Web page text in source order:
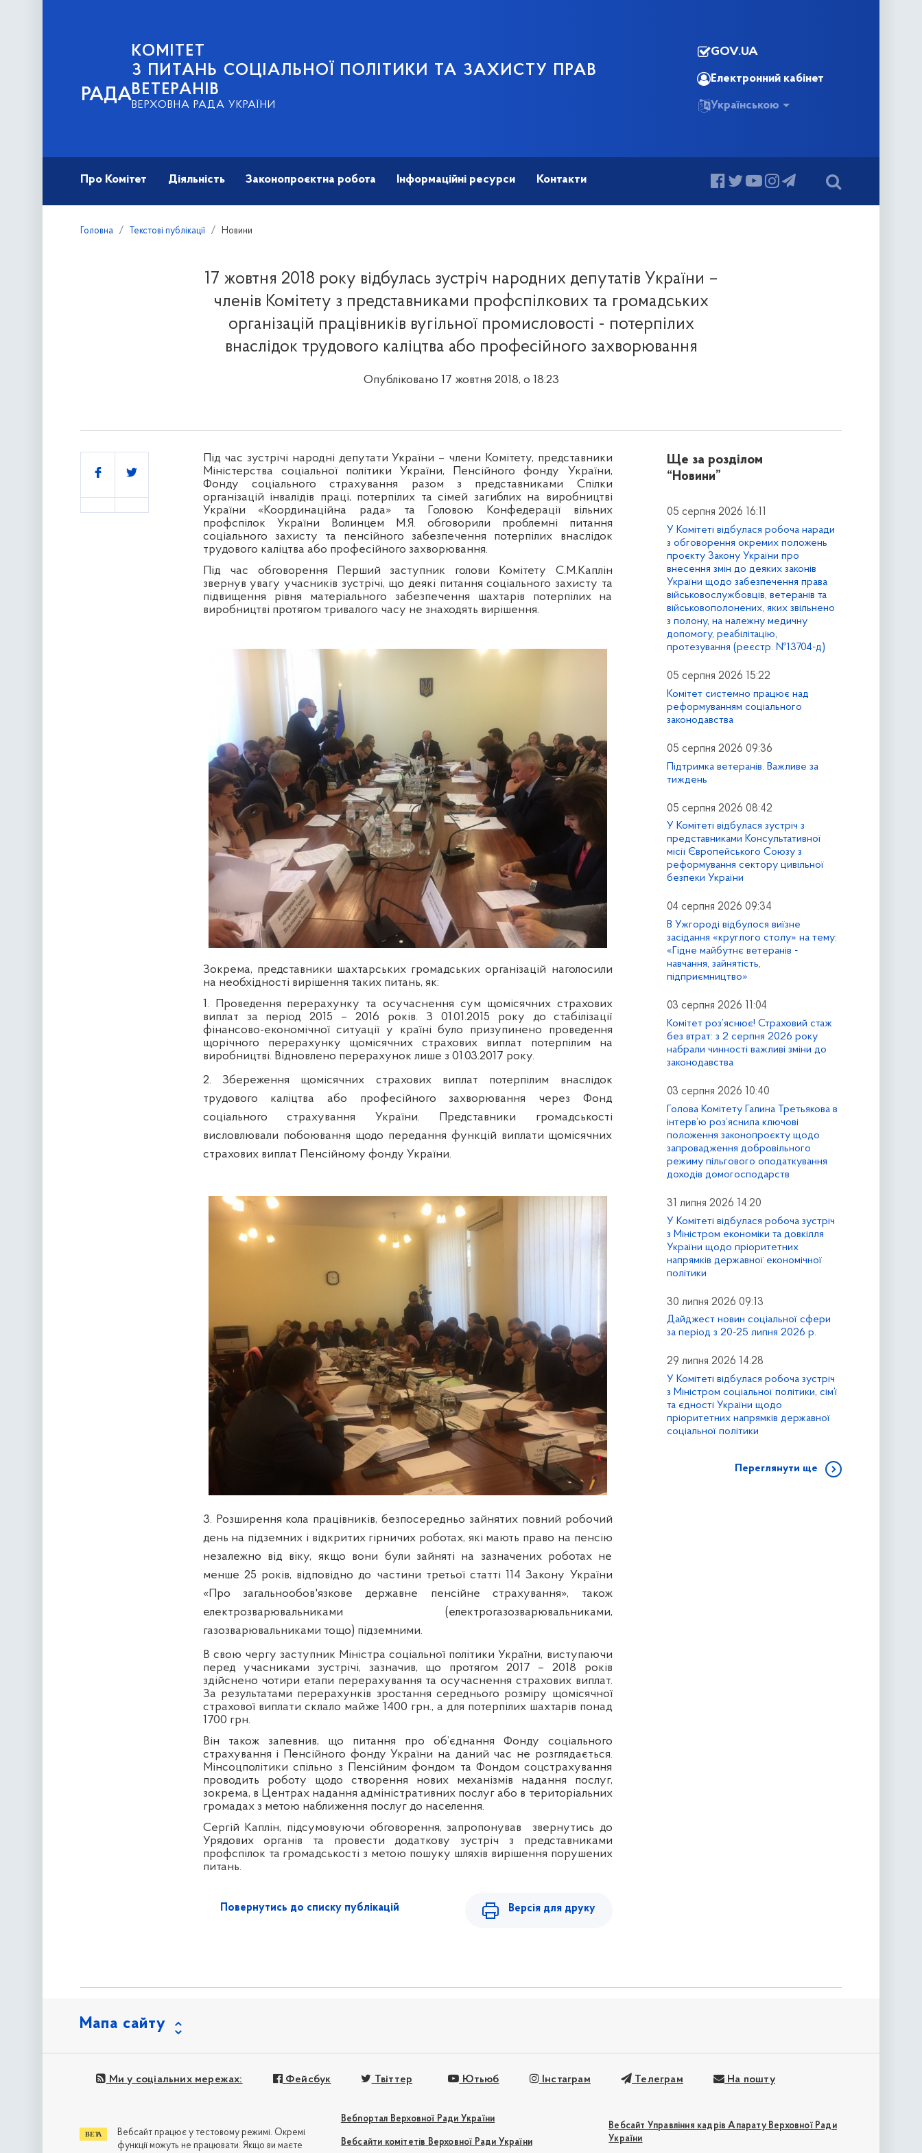
РАДА
КОМІТЕТ
З ПИТАНЬ СОЦІАЛЬНОЇ ПОЛІТИКИ ТА ЗАХИСТУ ПРАВ
ВЕТЕРАНІВ
ВЕРХОВНА РАДА УКРАЇНИ
GOV.UA
Електронний кабінет
Українською
Про Комітет Діяльність Законопроєктна робота Інформаційні ресурси Контакти
Головна Текстові публікації Новини
17 жовтня 2018 року відбулась зустріч народних депутатів України –
членів Комітету з представниками профспілкових та громадських
організацій працівників вугільної промисловості - потерпілих
внаслідок трудового каліцтва або професійного захворювання
Опубліковано 17 жовтня 2018, о 18:23
Під час зустрічі народні депутати України – члени Комітету, представники
Міністерства соціальної політики України, Пенсійного фонду України,
Фонду соціального страхування разом з представниками Спілки
організацій інвалідів праці, потерпілих та сімей загиблих на виробництві
України «Координаційна рада» та Головою Конфедерації вільних
профспілок України Волинцем М.Я. обговорили проблемні питання
соціального захисту та пенсійного забезпечення потерпілих внаслідок
трудового каліцтва або професійного захворювання.
Під час обговорення Перший заступник голови Комітету С.М.Каплін
звернув увагуучасників зустрічі, що деякі питання соціального захисту та
підвищення рівня матеріального забезпечення шахтарів потерпілих на
виробництві протягом тривалого часу не знаходять вирішення.
Зокрема, представники шахтарських громадських організацій наголосили
на необхідності вирішення таких питань, як:
1. Проведення перерахунку та осучаснення сум щомісячних страхових
виплат за період 2015 – 2016 років. З 01.01.2015 року до стабілізації
фінансово-економічної ситуації у країні було призупинено проведення
щорічного перерахунку щомісячних страхових виплат потерпілим на
виробництві. Відновлено перерахунок лише з 01.03.2017 року.
2. Збереження щомісячних страхових виплат потерпілим внаслідок
трудового каліцтва або професійного захворювання через Фонд
соціального страхування України. Представники громадськості
висловлювали побоювання щодо передання функцій виплати щомісячних
страхових виплат Пенсійному фонду України.
3. Розширення кола працівників, безпосередньо зайнятих повний робочий
день на підземних і відкритих гірничих роботах, які мають право на пенсію
незалежно від віку, якщо вони були зайняті на зазначених роботах не
менше 25 років, відповідно до частини третьої статті 114 Закону України
«Про загальнообов'язкове державне пенсійне страхування», також
електрозварювальниками (електрогазозварювальниками,
газозварювальниками тощо) підземними.
В свою чергу заступник Міністра соціальної політики України, виступаючи
перед учасниками зустрічі, зазначив, що протягом 2017 – 2018 років
здійснено чотири етапи перерахування та осучаснення страхових виплат.
За результатами перерахунків зростання середнього розміру щомісячної
страхової виплати склало майже 1400 грн., а для потерпілих шахтарів понад
1700 грн.
Він також запевнив, що питання про об’єднання Фонду соціального
страхування і Пенсійного фонду України на даний час не розглядається.
Мінсоцполітики спільно з Пенсійним фондом та Фондом соцстрахування
проводить роботу щодо створення нових механізмів надання послуг,
зокрема, в Центрах надання адміністративних послуг або в територіальних
громадах з метою наближення послуг до населення.
Сергій Каплін, підсумовуючи обговорення, запропонував
звернутись до
Урядових органів та провести додаткову зустріч з представниками
профспілок та громадськості з метою пошуку шляхів вирішення порушених
питань.
Поділитись
Повернутись до списку публікацій Версія для друку
Ще за розділом
“Новини”
05 серпня 2026 16:11
У Комітеті відбулася робоча наради
з обговорення окремих положень
проєкту Закону України про
внесення змін до деяких законів
України щодо забезпечення права
військовослужбовців, ветеранів та
військовополонених, яких звільнено
з полону, на належну медичну
допомогу, реабілітацію,
протезування (реєстр. №13704-д)
05 серпня 2026 15:22
Комітет системно працює над
реформуванням соціального
законодавства
05 серпня 2026 09:36
Підтримка ветеранів. Важливе за
тиждень
05 серпня 2026 08:42
У Комітеті відбулася зустріч з
представниками Консультативної
місії Європейського Союзу з
реформування сектору цивільної
безпеки України
04 серпня 2026 09:34
В Ужгороді відбулося виїзне
засідання «круглого столу» на тему:
«Гідне майбутнє ветеранів -
навчання, зайнятість,
підприємництво»
03 серпня 2026 11:04
Комітет роз’яснює! Страховий стаж
без втрат: з 2 серпня 2026 року
набрали чинності важливі зміни до
законодавства
03 серпня 2026 10:40
Голова Комітету Галина Третьякова в
інтерв’ю роз’яснила ключові
положення законопроєкту щодо
запровадження добровільного
режиму пільгового оподаткування
доходів домогосподарств
31 липня 2026 14:20
У Комітеті відбулася робоча зустріч
з Міністром економіки та довкілля
України щодо пріоритетних
напрямків державної економічної
політики
30 липня 2026 09:13
Дайджест новин соціальної сфери
за період з 20-25 липня 2026 р.
29 липня 2026 14:28
У Комітеті відбулася робоча зустріч
з Міністром соціальної політики, сім’ї
та єдності України щодо
пріоритетних напрямків державної
соціальної політики
Переглянути ще
Мапа сайту
Ми у соціальних мережах: Фейсбук Твіттер Ютьюб Інстаграм Телеграм На пошту
Вебпортал Верховної Ради України
Вебсайти комітетів Верховної Ради України
Вебсайт Управління кадрів Апарату Верховної Ради
України
Вебсайт працює у тестовому режимі. Окремі
функції можуть не працювати. Якщо ви маєте